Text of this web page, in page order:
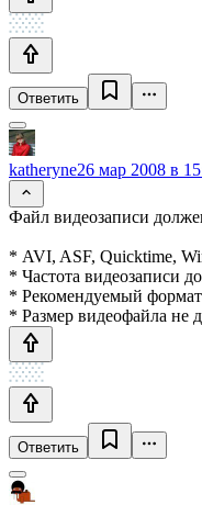
Ответить
katheryne26 мар 2008 в
Файл видеозаписи
* AVI, ASF, Quicktime,
* Частота видеозаписи
* Рекомендуемый
* Размер видеофайла не
Ответить